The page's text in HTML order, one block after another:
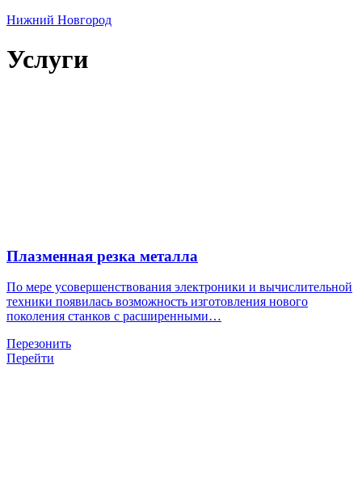
Нижний Новгород
Услуги
Плазменная резка металла
По мере усовершенствования электроники и вычислительной
техники появилась возможность изготовления нового
поколения станков с расширенными…
Перезонить
Перейти